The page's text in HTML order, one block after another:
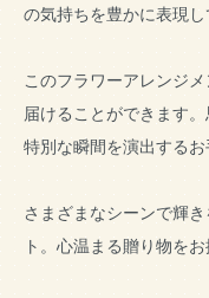
の気持ちを豊かに表現し
このフラワーアレンジ
届けることができます
特別な瞬間を演出するお
さまざまなシーンで輝
ト。心温まる贈り物を